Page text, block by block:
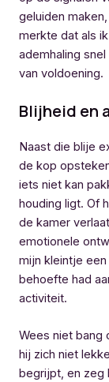
geluiden
merkte dat als
ademhaling
van voldoening.
Blijheid en
Naast die blije
de kop
iets niet kan
houding ligt. Of
de kamer
emotionele
mijn kleintje
behoefte had
activiteit.
Wees niet bang
hij zich niet
begrijpt, en zeg